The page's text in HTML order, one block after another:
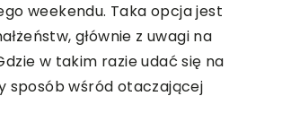
weekendu. Taka opcja jest
głównie z uwagi na
w takim razie udać się na
sposób wśród otaczającej